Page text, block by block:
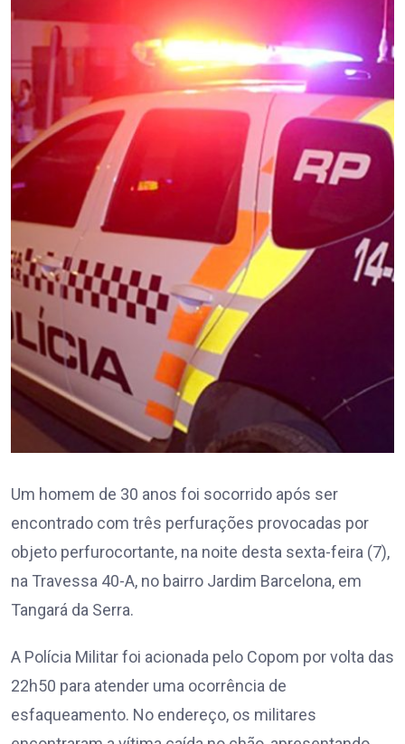
Um homem de 30 anos foi socorrido após ser
encontrado com três perfurações provocadas por
objeto perfurocortante, na noite desta sexta-feira (7),
na Travessa 40-A, no bairro Jardim Barcelona, em
Tangará da Serra.
A Polícia Militar foi acionada pelo Copom por volta das
22h50 para atender uma ocorrência de
esfaqueamento. No endereço, os militares